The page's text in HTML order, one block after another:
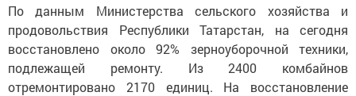
По данным Министерства сельского хозяйства и
продовольствия Республики Татарстан, на сегодня
восстановлено около 92% зерноуборочной техники,
подлежащей ремонту. Из 2400 комбайнов
отремонтировано 2170 единиц. На восстановление